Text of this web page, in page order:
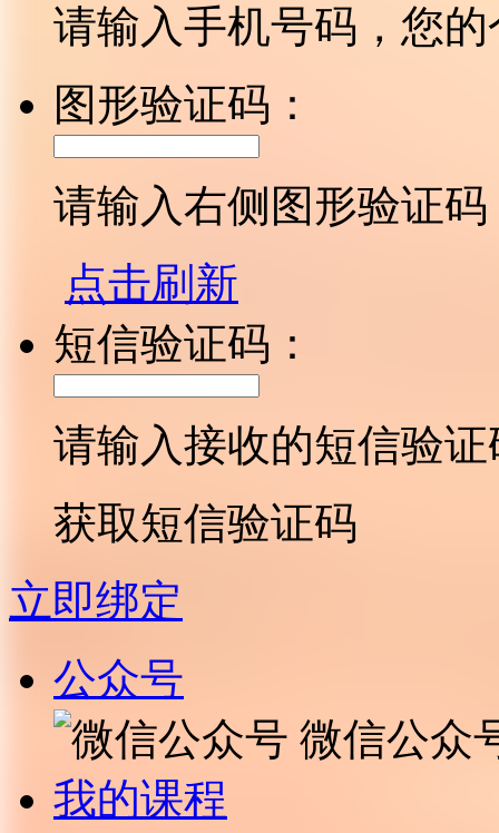
请输入手机号码，您
图形验证码：
请输入右侧图形验证码
点击刷新
短信验证码：
请输入接收的短信验证
获取短信验证码
立即绑定
公众号
微信公众
我的课程